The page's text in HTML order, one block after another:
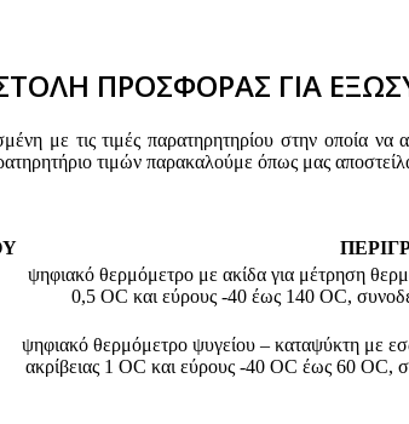
ΠΡΟΣΦΟΡΑΣ ΓΙΑ
με τις τιμές παρατηρητηρίου στην οποία
τιμών παρακαλούμε όπως μας
ψηφιακό θερμόμετρο με ακίδα για μέτρηση
0,5 OC και εύρους -40 έως 140 OC,
ψηφιακό θερμόμετρο ψυγείου – καταψύκτη με
ακρίβειας 1 OC και εύρους -40 OC έως 60 OC,